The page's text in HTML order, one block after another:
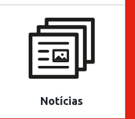
Notícias